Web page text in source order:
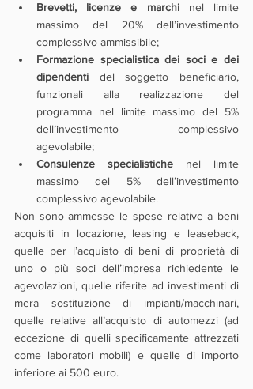
Brevetti, licenze e marchi nel limite
massimo del 20% dell’investimento
complessivo ammissibile;
Formazione specialistica dei soci e dei
dipendenti del soggetto beneficiario,
funzionali alla realizzazione del
programma nel limite massimo del 5%
dell’investimento complessivo
agevolabile;
Consulenze specialistiche nel limite
massimo del 5% dell’investimento
complessivo agevolabile.
Non sono ammesse le spese relative a beni
acquisiti in locazione, leasing e leaseback,
quelle per l’acquisto di beni di proprietà di
uno o più soci dell’impresa richiedente le
agevolazioni, quelle riferite ad investimenti di
mera sostituzione di impianti/macchinari,
quelle relative all’acquisto di automezzi (ad
eccezione di quelli specificamente attrezzati
come laboratori mobili) e quelle di importo
inferiore ai 500 euro.